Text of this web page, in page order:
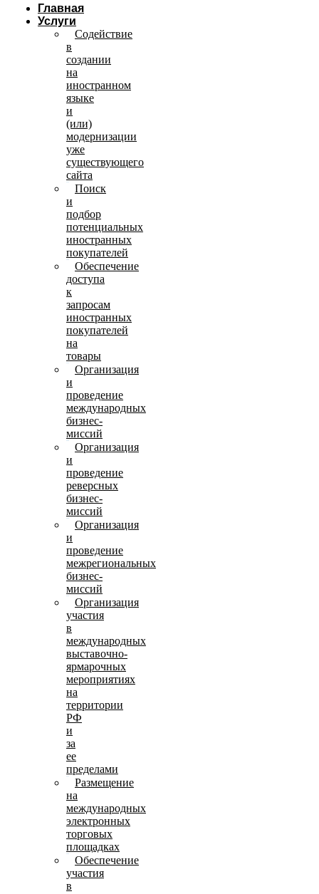
Главная
Услуги
Содействие
в
создании
на
иностранном
языке
и
(или)
модернизации
уже
существующего
сайта
Поиск
и
подбор
потенциальных
иностранных
покупателей
Обеспечение
доступа
к
запросам
иностранных
покупателей
на
товары
Организация
и
проведение
международных
бизнес-
миссий
Организация
и
проведение
реверсных
бизнес-
миссий
Организация
и
проведение
межрегиональных
бизнес-
миссий
Организация
участия
в
международных
выставочно-
ярмарочных
мероприятиях
на
территории
РФ
и
за
ее
пределами
Размещение
на
международных
электронных
торговых
площадках
Обеспечение
участия
в